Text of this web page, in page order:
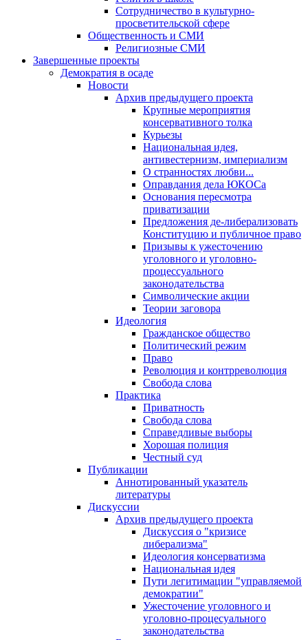
Сотрудничество в культурно-
просветительской сфере
Общественность и СМИ
Религиозные СМИ
Завершенные проекты
Демократия в осаде
Новости
Архив предыдущего проекта
Крупные мероприятия
консервативного толка
Курьезы
Национальная идея,
антивестернизм, империализм
О странностях любви...
Оправдания дела ЮКОСа
Основания пересмотра
приватизации
Предложения де-либерализовать
Конституцию и публичное право
Призывы к ужесточению
уголовного и уголовно-
процессуального
законодательства
Символические акции
Теории заговора
Идеология
Гражданское общество
Политический режим
Право
Революция и контрреволюция
Свобода слова
Практика
Приватность
Свобода слова
Справедливые выборы
Хорошая полиция
Честный суд
Публикации
Аннотированный указатель
литературы
Дискуссии
Архив предыдущего проекта
Дискуссия о "кризисе
либерализма"
Идеология консерватизма
Национальная идея
Пути легитимации "управляемой
демократии"
Ужесточение уголовного и
уголовно-процесуального
законодательства